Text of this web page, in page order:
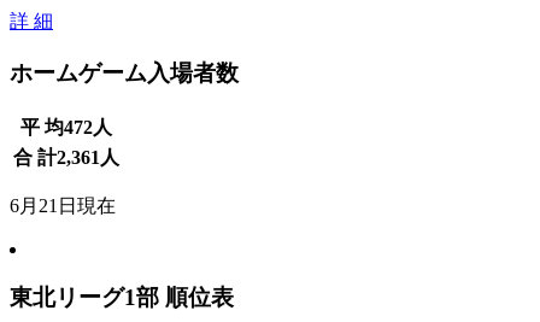
詳 細
ホームゲーム入場者数
平 均472人
合 計2,361 人
6月21日現在
東北リーグ1部 順位表